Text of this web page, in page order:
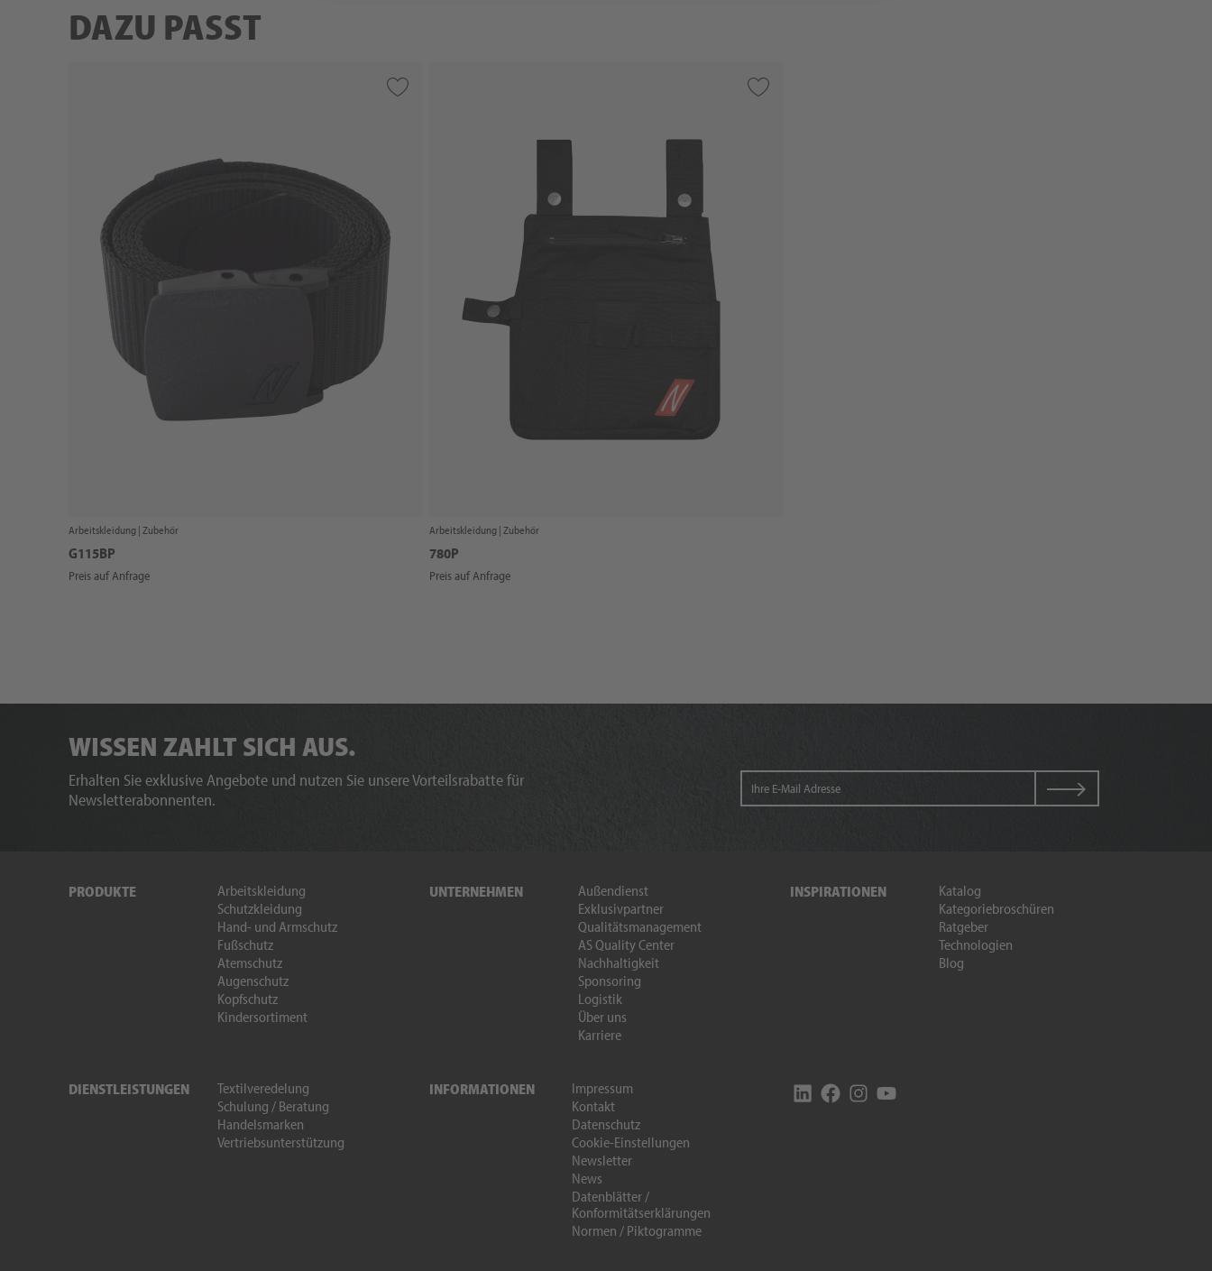
DAZU PASST
Arbeitskleidung | Zubehör
G115BP
Preis auf Anfrage
Arbeitskleidung | Zubehör
780P
Preis auf Anfrage
WISSEN ZAHLT SICH AUS.
Erhalten Sie exklusive Angebote und nutzen Sie unsere Vorteilsrabatte für
Newsletterabonnenten.
PRODUKTE
Arbeitskleidung
Schutzkleidung
Hand- und Armschutz
Fußschutz
Atemschutz
Augenschutz
Kopfschutz
Kindersortiment
UNTERNEHMEN
Außendienst
Exklusivpartner
Qualitätsmanagement
AS Quality Center
Nachhaltigkeit
Sponsoring
Logistik
Über uns
Karriere
INSPIRATIONEN
Katalog
Kategoriebroschüren
Ratgeber
Technologien
Blog
DIENSTLEISTUNGEN
Textilveredelung
Schulung / Beratung
Handelsmarken
Vertriebsunterstützung
INFORMATIONEN
Impressum
Kontakt
Datenschutz
Cookie-Einstellungen
Newsletter
News
Datenblätter /
Konformitätserklärungen
Normen / Piktogramme